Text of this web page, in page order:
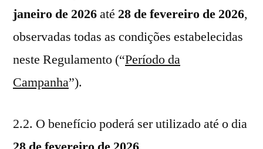
janeiro de 2026até 28 de fevereiro de 2026,
observadas todas as condições estabelecidas
neste Regulamento (“Período da
Campanha”).
2.2. O benefício poderá ser utilizado até o dia